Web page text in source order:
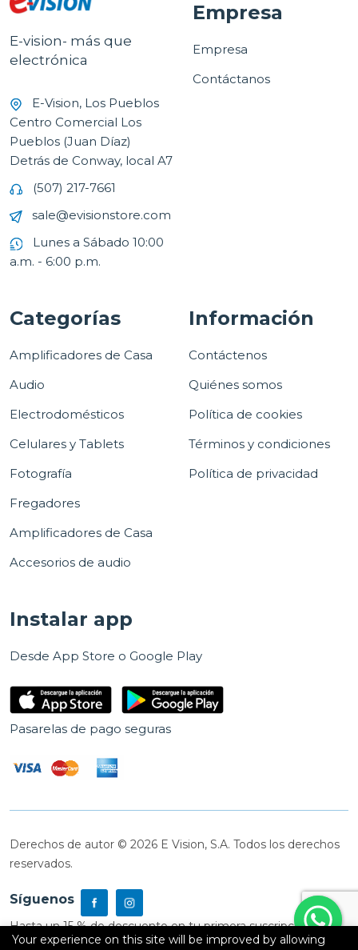
E-vision- más que
electrónica
E-Vision, Los Pueblos
Centro Comercial Los
Pueblos (Juan Díaz)
Detrás de Conway, local A7
(507) 217-7661
sale@evisionstore.com
Lunes a Sábado 10:00
a.m. - 6:00 p.m.
Empresa
Empresa
Contáctanos
Categorías
Amplificadores de Casa
Audio
Electrodomésticos
Celulares y Tablets
Fotografía
Fregadores
Amplificadores de Casa
Accesorios de audio
Información
Contáctenos
Quiénes somos
Política de cookies
Términos y condiciones
Política de privacidad
Instalar app
Desde App Store o Google Play
Pasarelas de pago seguras
Derechos de autor © 2026 E Vision, S.A. Todos los derechos
reservados.
Síguenos
Hasta un 15 % de descuento en tu primera suscripción
Your experience on this site will be improved by allowing